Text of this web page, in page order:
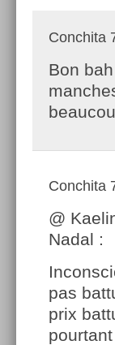
Conchita
Bon
Conchita
@
Nadal :
pas
prix